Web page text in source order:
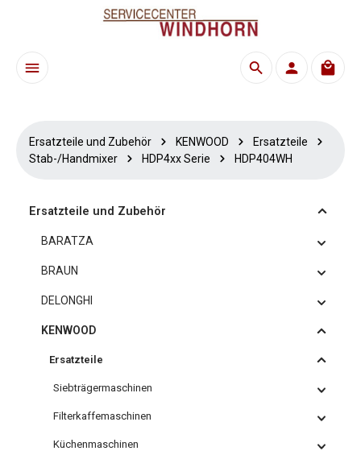
Zum Hauptinhalt springen
Ersatzteile und Zubehör KENWOOD
Ersatzteile
Stab-/Handmixer
HDP4xx Serie HDP404WH
Ersatzteile und Zubehör
BARATZA
BRAUN
DELONGHI
KENWOOD
Ersatzteile
Siebträgermaschinen
Filterkaffemaschinen
Küchenmaschinen